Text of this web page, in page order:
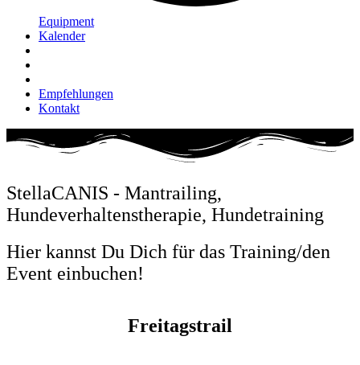
Equipment
Kalender
Empfehlungen
Kontakt
StellaCANIS - Mantrailing,
Hundeverhaltenstherapie, Hundetraining
Hier kannst Du Dich für das Training/den
Event einbuchen!
Freitagstrail